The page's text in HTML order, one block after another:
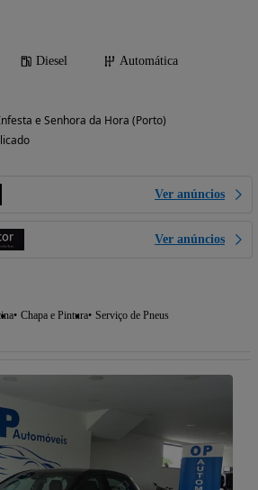
Diesel
Automática
e Senhora da Hora (Porto)
Ver anúncios
Ver anúncios
Chapa e Pintura Serviço de Pneus